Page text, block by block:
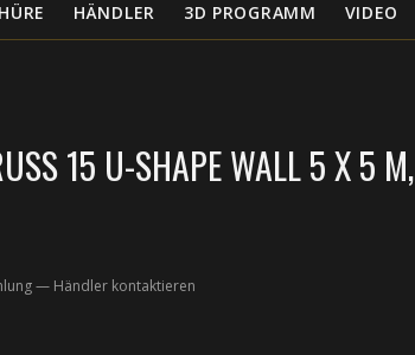
HÄNDLER 3D PROGRAMM VIDEO
15 U-SHAPE WALL 5 X 5
— Händler kontaktieren